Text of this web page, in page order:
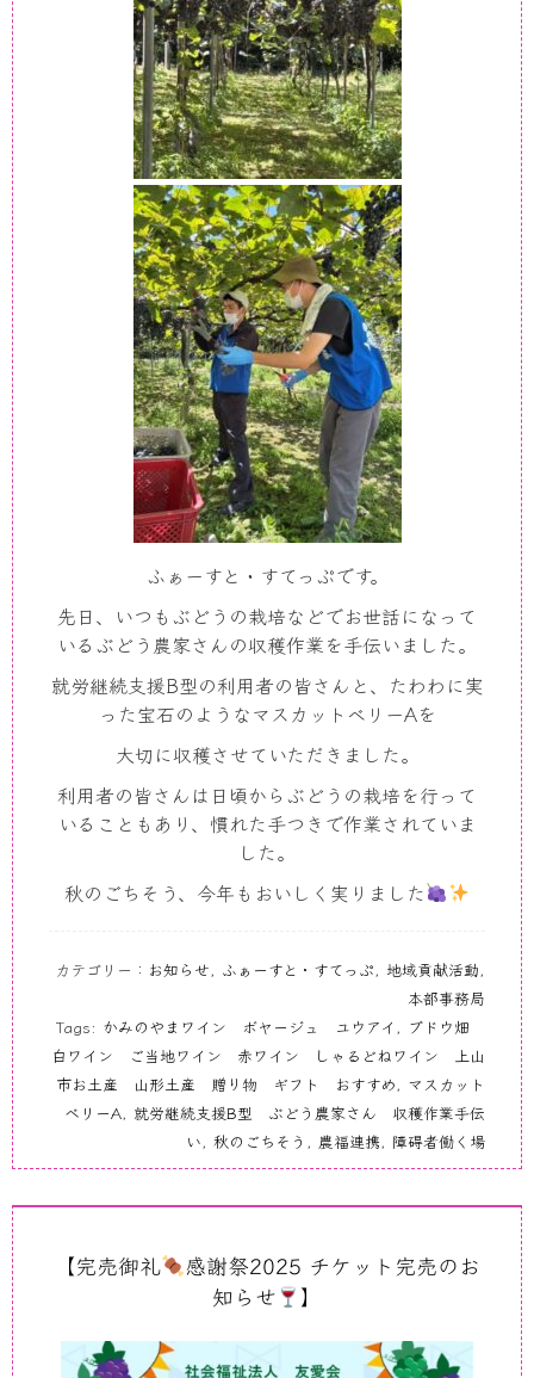
ふぁーすと・すてっぷです。
先日、いつもぶどうの栽培などでお世話になって
いるぶどう農家さんの収穫作業を手伝いました。
就労継続支援B型の利用者の皆さんと、たわわに実
った宝石のようなマスカットベリーAを
大切に収穫させていただきました。
利用者の皆さんは日頃からぶどうの栽培を行って
いることもあり、慣れた手つきで作業されていま
した。
秋のごちそう、今年もおいしく実りました
カテゴリー： お知らせ, ふぁーすと・すてっぷ, 地域貢献活動,
本部事務局
Tags: かみのやまワイン ボヤージュ ユウアイ , ブドウ畑
白ワイン ご当地ワイン 赤ワイン しゃるどねワイン 上山
市お土産 山形土産 贈り物 ギフト おすすめ, マスカット
ベリーA, 就労継続支援B型 ぶどう農家さん 収穫作業手伝
い, 秋のごちそう , 農福連携, 障碍者働く場
【完売御礼 感謝祭2025 チケット完売のお
知らせ 】